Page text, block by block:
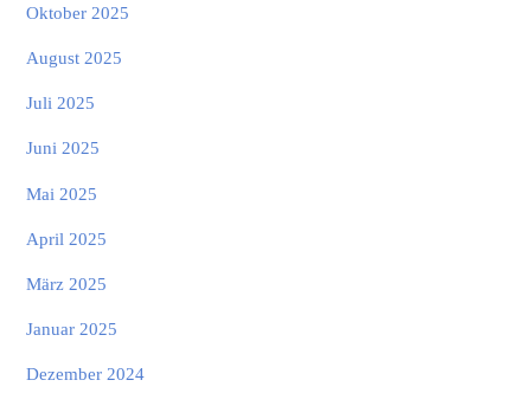
Oktober 2025
August 2025
Juli 2025
Juni 2025
Mai 2025
April 2025
März 2025
Januar 2025
Dezember 2024